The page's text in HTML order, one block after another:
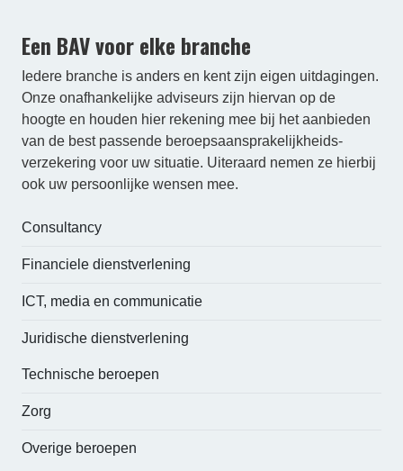
Een BAV voor elke branche
Iedere branche is anders en kent zijn eigen uitdagingen.
Onze onafhankelijke adviseurs zijn hiervan op de
hoogte en houden hier rekening mee bij het aanbieden
van de best passende beroepsaansprakelijk­heids­
verzekering voor uw situatie. Uiteraard nemen ze hierbij
ook uw persoonlijke wensen mee.
Consultancy
Financiele dienstverlening
ICT, media en communicatie
Juridische dienstverlening
Technische beroepen
Zorg
Overige beroepen